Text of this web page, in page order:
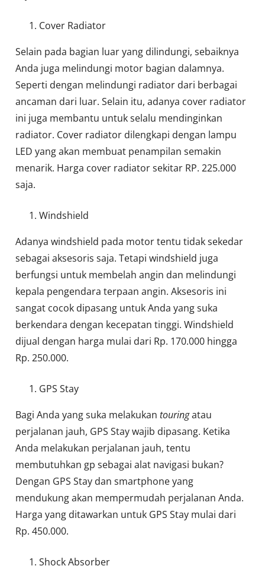
Cover Radiator
Selain pada bagian luar yang dilindungi, sebaiknya
Anda juga melindungi motor bagian dalamnya.
Seperti dengan melindungi radiator dari berbagai
ancaman dari luar. Selain itu, adanya cover radiator
ini juga membantu untuk selalu mendinginkan
radiator. Cover radiator dilengkapi dengan lampu
LED yang akan membuat penampilan semakin
menarik. Harga cover radiator sekitar RP. 225.000
saja.
Windshield
Adanya windshield pada motor tentu tidak sekedar
sebagai aksesoris saja. Tetapi windshield juga
berfungsi untuk membelah angin dan melindungi
kepala pengendara terpaan angin. Aksesoris ini
sangat cocok dipasang untuk Anda yang suka
berkendara dengan kecepatan tinggi. Windshield
dijual dengan harga mulai dari Rp. 170.000 hingga
Rp. 250.000.
GPS Stay
Bagi Anda yang suka melakukantouringatau
perjalanan jauh, GPS Stay wajib dipasang. Ketika
Anda melakukan perjalanan jauh, tentu
membutuhkan gp sebagai alat navigasi bukan?
Dengan GPS Stay dan smartphone yang
mendukung akan mempermudah perjalanan Anda.
Harga yang ditawarkan untuk GPS Stay mulai dari
Rp. 450.000.
Shock Absorber